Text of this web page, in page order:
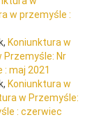
w przemyśle :
Koniunktura w
Przemyśle: Nr
maj 2021
Koniunktura w
w Przemyśle:
: czerwiec